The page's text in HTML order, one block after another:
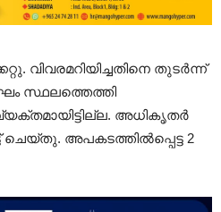
വിവരമറിയിച്ചതിനെ തുടർന്ന്
സ്ഥലത്തെത്തി
അധികൃതർ
അപകടത്തിൽപ്പെട്ട 2